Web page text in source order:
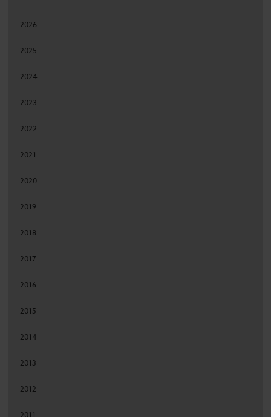
2026
2025
2024
2023
2022
2021
2020
2019
2018
2017
2016
2015
2014
2013
2012
2011